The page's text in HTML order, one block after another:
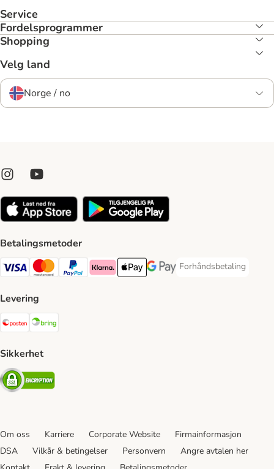
Service
Fordelsprogrammer
Shopping
Velg land
Norge / no
Betalingsmetoder
Visa Payment Method
Mastercard Payment Method
PayPal Payment Method
Klarna Payment Method
Apple Pay Payment Method
Google Pay Payment Method
Forhåndsbetaling
Forhåndsbetaling
Levering
Posten Shipping Method
Sikkerhet
Security
Om oss Karriere Corporate Website
Firmainformasjon
DSA
Vilkår & betingelser Personvern
Angre avtalen her